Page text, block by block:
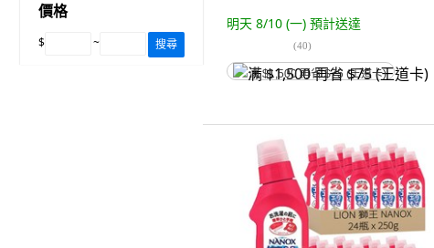
價格
$ ~ 搜尋
明天 8/10 (一) 預計送達
(40)
满 $1,500 再省 $75 (王道卡)